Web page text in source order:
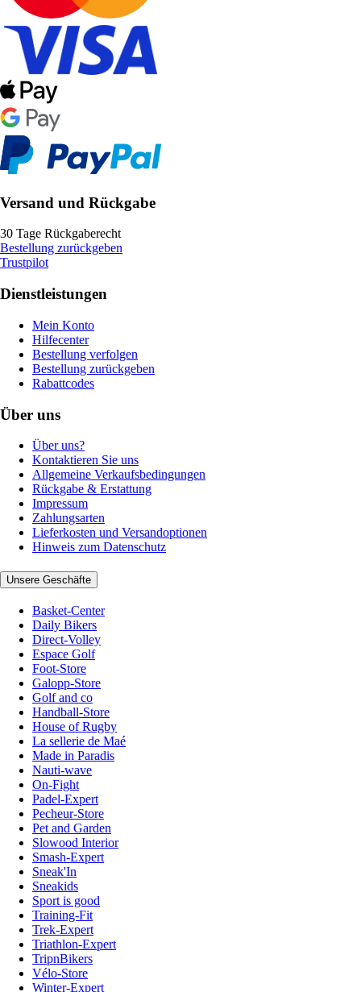
Versand und Rückgabe
30 Tage Rückgaberecht
Bestellung zurückgeben
Trustpilot
Dienstleistungen
Mein Konto
Hilfecenter
Bestellung verfolgen
Bestellung zurückgeben
Rabattcodes
Über uns
Über uns?
Kontaktieren Sie uns
Allgemeine Verkaufsbedingungen
Rückgabe & Erstattung
Impressum
Zahlungsarten
Lieferkosten und Versandoptionen
Hinweis zum Datenschutz
Unsere Geschäfte
Basket-Center
Daily Bikers
Direct-Volley
Espace Golf
Foot-Store
Galopp-Store
Golf and co
Handball-Store
House of Rugby
La sellerie de Maé
Made in Paradis
Nauti-wave
On-Fight
Padel-Expert
Pecheur-Store
Pet and Garden
Slowood Interior
Smash-Expert
Sneak'In
Sneakids
Sport is good
Training-Fit
Trek-Expert
Triathlon-Expert
TripnBikers
Vélo-Store
Winter-Expert